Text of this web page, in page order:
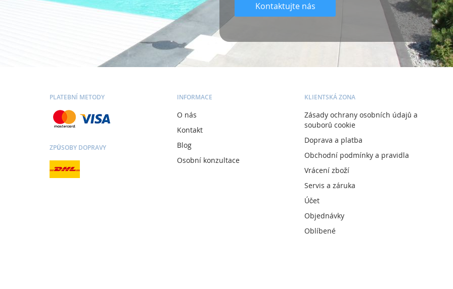
Kontaktujte nás
PLATEBNÍ METODY
ZPŮSOBY DOPRAVY
INFORMACE
O nás
Kontakt
Blog
Osobní konzultace
KLIENTSKÁ ZONA
Zásady ochrany osobních údajů a
souborů cookie
Doprava a platba
Obchodní podmínky a pravidla
Vrácení zboží
Servis a záruka
Účet
Objednávky
Oblíbené